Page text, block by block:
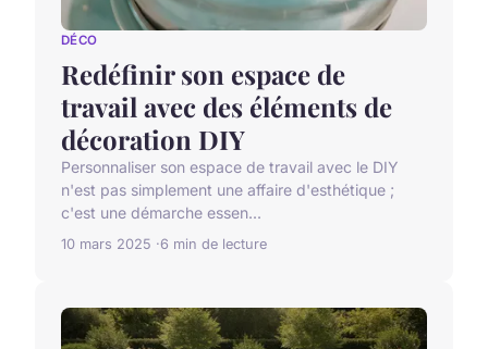
DÉCO
Redéfinir son espace de
travail avec des éléments de
décoration DIY
Personnaliser son espace de travail avec le DIY
n'est pas simplement une affaire d'esthétique ;
c'est une démarche essen...
10 mars 2025 6 min de lecture